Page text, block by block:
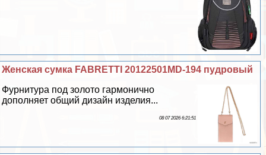
Женская сумка FABRETTI 20122501MD-194 пудровый
Фурнитура под золото гармонично
дополняет общий дизайн изделия...
08 07 2026 6:21:51